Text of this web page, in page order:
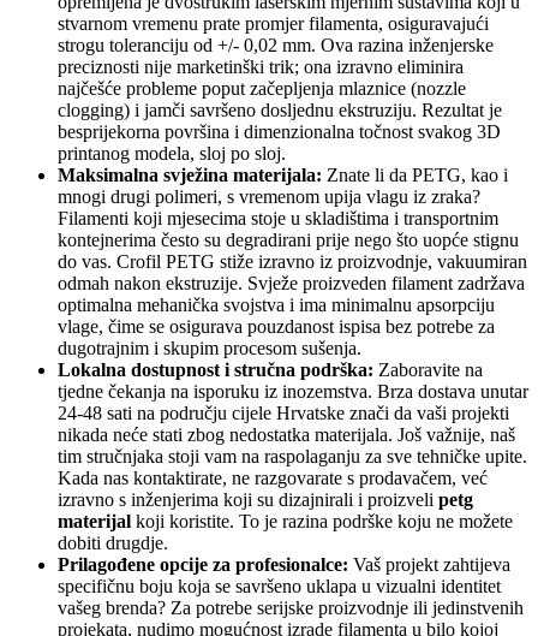
stvarnom vremenu prate promjer filamenta, osiguravajući
strogu toleranciju od +/- 0,02 mm. Ova razina inženjerske
preciznosti nije marketinški trik; ona izravno eliminira
najčešće probleme poput začepljenja mlaznice (nozzle
clogging) i jamči savršeno dosljednu ekstruziju. Rezultat je
besprijekorna površina i dimenzionalna točnost svakog 3D
printanog modela, sloj po sloj.
Maksimalna svježina materijala: Znate li da PETG, kao i
mnogi drugi polimeri, s vremenom upija vlagu iz zraka?
Filamenti koji mjesecima stoje u skladištima i transportnim
kontejnerima često su degradirani prije nego što uopće stignu
do vas. Crofil PETG stiže izravno iz proizvodnje, vakuumiran
odmah nakon ekstruzije. Svježe proizveden filament zadržava
optimalna mehanička svojstva i ima minimalnu apsorpciju
vlage, čime se osigurava pouzdanost ispisa bez potrebe za
dugotrajnim i skupim procesom sušenja.
Lokalna dostupnost i stručna podrška: Zaboravite na
tjedne čekanja na isporuku iz inozemstva. Brza dostava unutar
24-48 sati na području cijele Hrvatske znači da vaši projekti
nikada neće stati zbog nedostatka materijala. Još važnije, naš
tim stručnjaka stoji vam na raspolaganju za sve tehničke upite.
Kada nas kontaktirate, ne razgovarate s prodavačem, već
izravno s inženjerima koji su dizajnirali i proizveli petg
materijal koji koristite. To je razina podrške koju ne možete
dobiti drugdje.
Prilagođene opcije za profesionalce: Vaš projekt zahtijeva
specifičnu boju koja se savršeno uklapa u vizualni identitet
vašeg brenda? Za potrebe serijske proizvodnje ili jedinstvenih
projekata, nudimo mogućnost izrade filamenta u bilo kojoj